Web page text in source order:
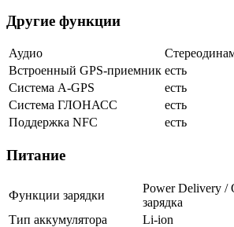
Другие функции
Аудио
Встроенный GPS-приемник есть
Cистема A-GPS
есть
Система ГЛОНАСС
есть
Поддержка NFC
есть
Питание
Функции зарядки
Power Delivery /
зарядка
Тип аккумулятора
Li-ion